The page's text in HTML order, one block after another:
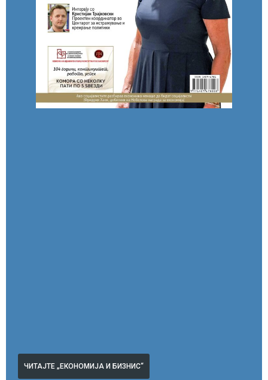
ЧИТАЈТЕ „ЕКОНОМИЈА И БИЗНИС“